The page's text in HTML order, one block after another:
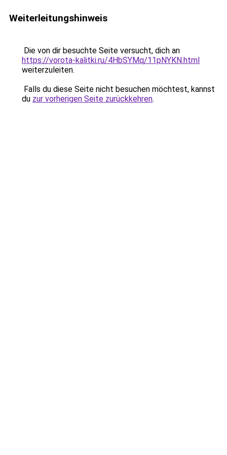
Weiterleitungshinweis
Die von dir besuchte Seite versucht, dich an
https://vorota-kalitki.ru/4HbSYMq/11pNYKN.html
weiterzuleiten.
Falls du diese Seite nicht besuchen möchtest, kannst
du zur vorherigen Seite zurückkehren.